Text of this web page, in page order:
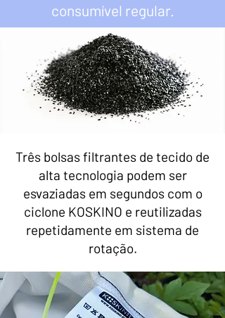
consumível regular.
Três bolsas filtrantes de tecido de
alta tecnologia podem ser
esvaziadas em segundos com o
ciclone KOSKINO e reutilizadas
repetidamente em sistema de
rotação.